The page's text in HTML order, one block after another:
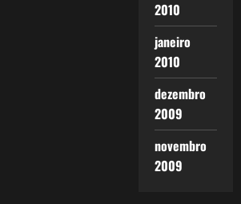
2010
janeiro
2010
dezembro
2009
novembro
2009